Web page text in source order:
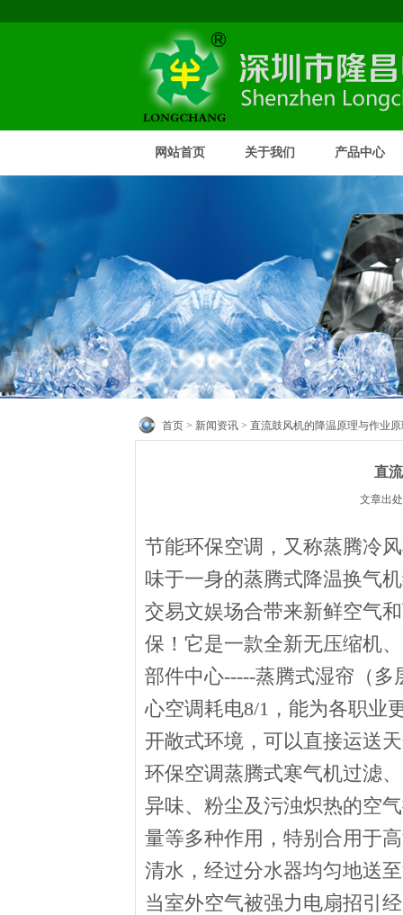
网站首页 关于我们 产品中心
首页 > 新闻资讯 > 直流鼓风机的降温原理与作业
直
文章出
节能环保空调，又称蒸腾冷
味于一身的蒸腾式降温换气
交易文娱场合带来新鲜空气
保！它是一款全新无压缩机
部件中心-----蒸腾式湿帘（
心空调耗电8/1，能为各职业
开敞式环境，可以直接运送
环保空调蒸腾式寒气机过滤
异味、粉尘及污浊炽热的空
量等多种作用，特别合用于
清水，经过分水器均匀地送
当室外空气被强力电扇招引